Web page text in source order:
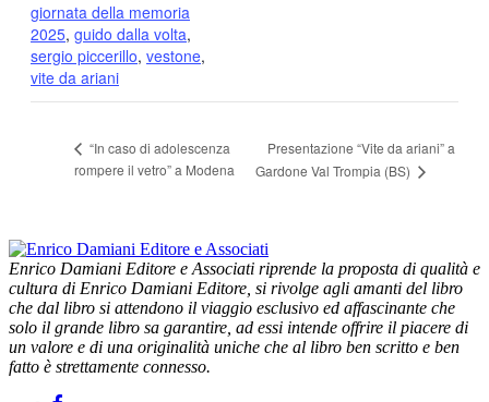
giornata della memoria
2025, guido dalla volta,
sergio piccerillo, vestone,
vite da ariani
“In caso di adolescenza
rompere il vetro” a Modena
Presentazione “Vite da ariani” a
Gardone Val Trompia (BS)
Enrico Damiani Editore e Associati riprende la proposta di qualità e
cultura di Enrico Damiani Editore, si rivolge agli amanti del libro
che dal libro si attendono il viaggio esclusivo ed affascinante che
solo il grande libro sa garantire, ad essi intende offrire il piacere di
un valore e di una originalità uniche che al libro ben scritto e ben
fatto è strettamente connesso.